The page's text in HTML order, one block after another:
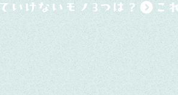
いけないモノ3つは？